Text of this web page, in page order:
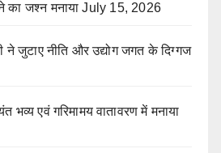
का जश्न मनाया July 15, 2026
ने जुटाए नीति और उद्योग जगत के दिग्गज
भव्य एवं गरिमामय वातावरण में मनाया